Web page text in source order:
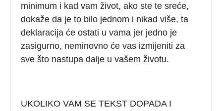
minimum i kad vam život, ako ste te sreće,
dokaže da je to bilo jednom i nikad više, ta
deklaracija će ostati u vama jer jedno je
zasigurno, neminovno će vas izmijeniti za
sve što nastupa dalje u vašem životu.
UKOLIKO VAM SE TEKST DOPADA I